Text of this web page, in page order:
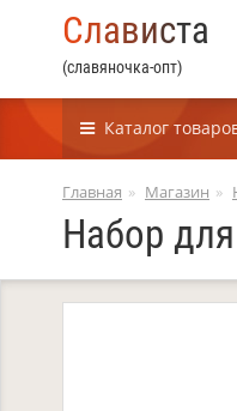
Слависта
(славяночка-опт)
Каталог
Главная Магазин
Набор